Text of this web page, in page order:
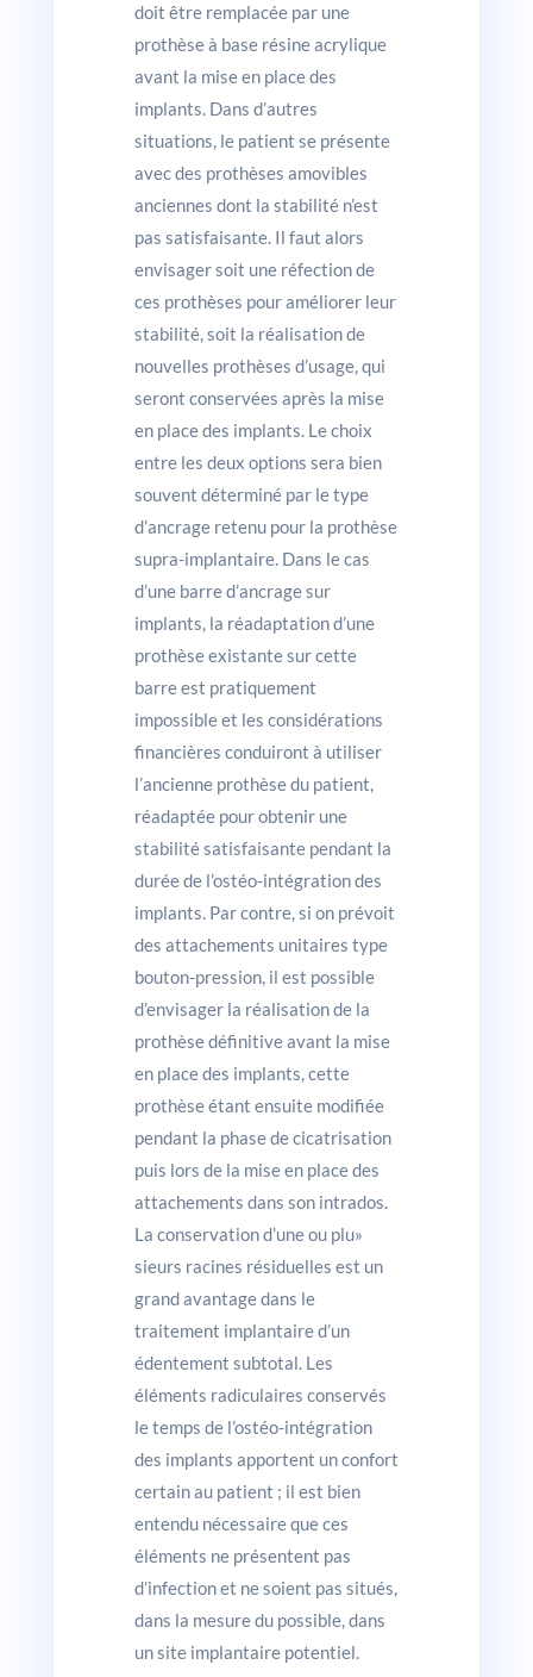
doit être remplacée par une
prothèse à base résine acrylique
avant la mise en place des
implants. Dans d’autres
situations, le patient se présente
avec des prothèses amovibles
anciennes dont la stabilité n’est
pas satisfaisante. Il faut alors
envisager soit une réfection de
ces prothèses pour améliorer leur
stabilité, soit la réalisation de
nouvelles prothèses d’usage, qui
seront conservées après la mise
en place des implants. Le choix
entre les deux options sera bien
souvent déterminé par le type
d’ancrage retenu pour la prothèse
supra-implantaire. Dans le cas
d’une barre d’ancrage sur
implants, la réadaptation d’une
prothèse existante sur cette
barre est pratiquement
impossible et les considérations
financières conduiront à utiliser
l’ancienne prothèse du patient,
réadaptée pour obtenir une
stabilité satisfaisante pendant la
durée de l’ostéo-intégration des
implants. Par contre, si on prévoit
des attachements unitaires type
bouton-pression, il est possible
d’envisager la réalisation de la
prothèse définitive avant la mise
en place des implants, cette
prothèse étant ensuite modifiée
pendant la phase de cicatrisation
puis lors de la mise en place des
attachements dans son intrados.
La conservation d’une ou plu»
sieurs racines résiduelles est un
grand avantage dans le
traitement implantaire d’un
édentement subtotal. Les
éléments radiculaires conservés
le temps de l’ostéo-intégration
des implants apportent un confort
certain au patient ; il est bien
entendu nécessaire que ces
éléments ne présentent pas
d’infection et ne soient pas situés,
dans la mesure du possible, dans
un site implantaire potentiel.